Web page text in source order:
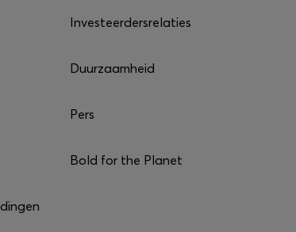
Investeerdersrelaties
Duurzaamheid
Pers
Bold for the Planet